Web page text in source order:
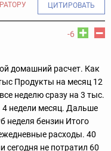
ЦИТИРОВАТЬ
-6
домашний расчет. Как
Продукты на месяц 12
неделю сразу на 3 тыс.
4 недели месяц. Дальше
неделя бензин Итого
расходы. 40
сегодня не потратил 60